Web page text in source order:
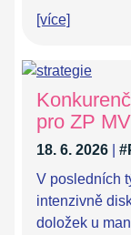
[více]
pro ZP
18. 6. 2026
V posledních
intenzivně
doložek u